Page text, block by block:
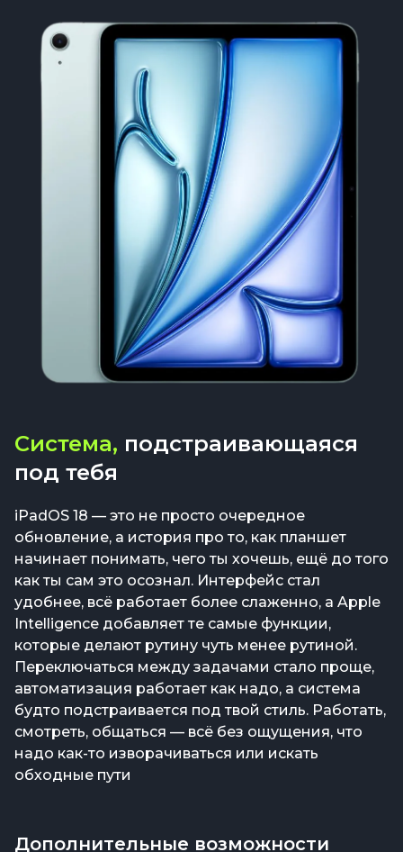
Система, подстраивающаяся
под тебя
iPadOS 18 — это не просто очередное
обновление, а история про то, как планшет
начинает понимать, чего ты хочешь, ещё до того
как ты сам это осознал. Интерфейс стал
удобнее, всё работает более слаженно, а Apple
Intelligence добавляет те самые функции,
которые делают рутину чуть менее рутиной.
Переключаться между задачами стало проще,
автоматизация работает как надо, а система
будто подстраивается под твой стиль. Работать,
смотреть, общаться — всё без ощущения, что
надо как-то изворачиваться или искать
обходные пути
Дополнительные возможности